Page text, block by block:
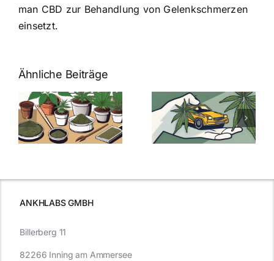
man CBD zur Behandlung von Gelenkschmerzen
einsetzt.
Ähnliche Beiträge
Neue THC-
Grenzwert-
Regelung:
Was Sie über
Cannabis und
müssen
Cannabis
Samen
kaufen: Alles
was Sie
ANKHLABS GMBH
Billerberg 11
82266 Inning am Ammersee